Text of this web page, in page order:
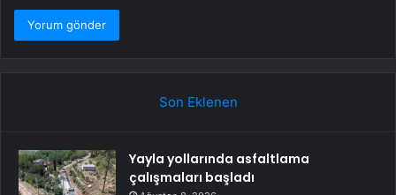
Son Eklenen
Yayla yollarında asfaltlama
çalışmaları başladı